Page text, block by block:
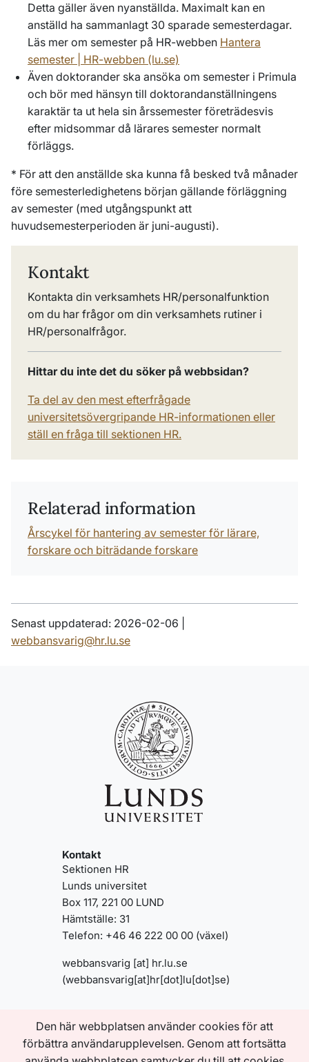
Den här webbplatsen använder cookies för att
förbättra användarupplevelsen. Genom att fortsätta
Detta gäller även nyanställda. Maximalt kan en
anställd ha sammanlagt 30 sparade semesterdagar.
Läs mer om semester på HR-webben Hantera
semester | HR-webben (lu.se)
Även doktorander ska ansöka om semester i Primula
och bör med hänsyn till doktorandanställningens
karaktär ta ut hela sin årssemester företrädesvis
efter midsommar då lärares semester normalt
förläggs.
* För att den anställde ska kunna få besked två månader
före semesterledighetens början gällande förläggning
av semester (med utgångspunkt att
huvudsemesterperioden är juni-augusti).
Kontakt
Kontakta din verksamhets HR/personalfunktion
om du har frågor om din verksamhets rutiner i
HR/personalfrågor.
Hittar du inte det du söker på webbsidan?
Ta del av den mest efterfrågade
universitetsövergripande HR-informationen eller
ställ en fråga till sektionen HR.
Relaterad information
Årscykel för hantering av semester för lärare,
forskare och biträdande forskare
Senast uppdaterad: 2026-02-06 |
webbansvarig@hr.lu.se
Kontakt
Sektionen HR
Lunds universitet
Box 117, 221 00 LUND
Hämtställe: 31
Telefon: +46 46 222 00 00 (växel)
webbansvarig [at] hr.lu.se
(webbansvarig[at]hr[dot]lu[dot]se)
Genvägar
Om den här webbplatsen
Tillgänglighetsredogörelse